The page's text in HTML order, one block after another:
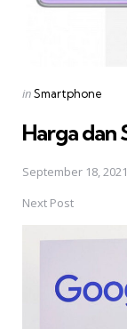
Posted
inSmartphone
Harga dan
September 18, 2021
Next Post